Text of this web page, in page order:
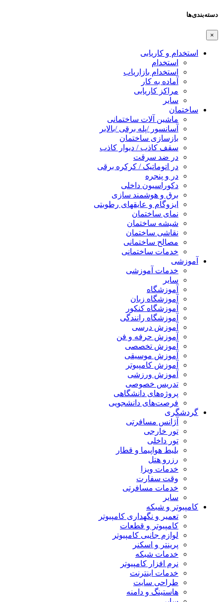
دسته‌بندی‌ها
×
استخدام و کاریابی
استخدام
استخدام بازاریاب
آماده به کار
مراکز کاریابی
سایر
ساختمان
ماشین آلات ساختمانی
آسانسور /پله برقی /بالابر
بازسازی ساختمان
سقف کاذب / دیوار کاذب
در ضد سرقت
در اتوماتیک / کرکره برقی
در و پنجره
دکوراسیون داخلی
برق و هوشمند سازی
ایزوگام و عایقهای رطوبتی
نمای ساختمان
شیشه ساختمان
نقاشی ساختمان
مصالح ساختمانی
خدمات ساختمانی
آموزشی
خدمات آموزشی
سایر
آموزشگاه
آموزشگاه زبان
آموزشگاه کنکور
آموزشگاه رانندگی
آموزش درسی
آموزش حرفه و فن
آموزش تخصصی
آموزش موسیقی
آموزش کامپیوتر
آموزش ورزشی
تدریس خصوصی
پروژه‌های دانشگاهی
فرصت‌های دانشجویی
گردشگری
آژانس مسافرتی
تور خارجی
تور داخلی
بلیط هواپیما و قطار
رزرو هتل
خدمات ویزا
وقت سفارت
خدمات مسافرتی
سایر
کامپیوتر و شبکه
تعمیر و نگهداری کامپیوتر
کامپیوتر و قطعات
لوازم جانبی کامپیوتر
پرینتر و اسکنر
خدمات شبکه
نرم افزار کامپیوتر
خدمات اینترنت
طراحی سایت
هاستینگ و دامنه